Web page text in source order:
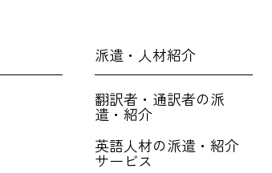
派遣・人材紹介
翻訳者・通訳者の派
遣・紹介
英語人材の派遣・紹介
サービス